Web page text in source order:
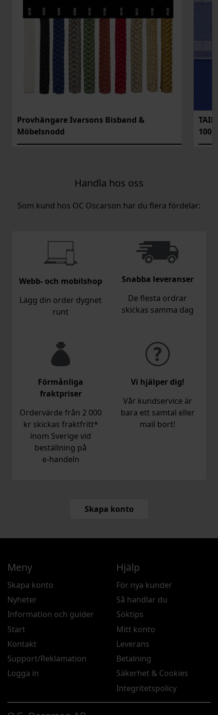
Provhängare Ivarsons Bisband &
Möbelsnodd
Handla hos oss
Som kund hos OC Oscarson har du flera fördelar:
Webb- och mobilshop
Lägg din order dygnet
runt
Snabba leveranser
De flesta ordrar
skickas samma dag
Förmånliga
fraktpriser
Ordervärde från 2 000
kr skickas fraktfritt*
inom Sverige vid
beställning på
e‑handeln
Vi hjälper dig!
Vår kundservice är
bara ett samtal eller
mail bort!
Skapa konto
Meny
Skapa konto
Nyheter
Information och guider
Start
Kontakt
Support/Reklamation
Logga in
Hjälp
För nya kunder
Så handlar du
Söktips
Mitt konto
Leverans
Betalning
Säkerhet & Cookies
Integritetspolicy